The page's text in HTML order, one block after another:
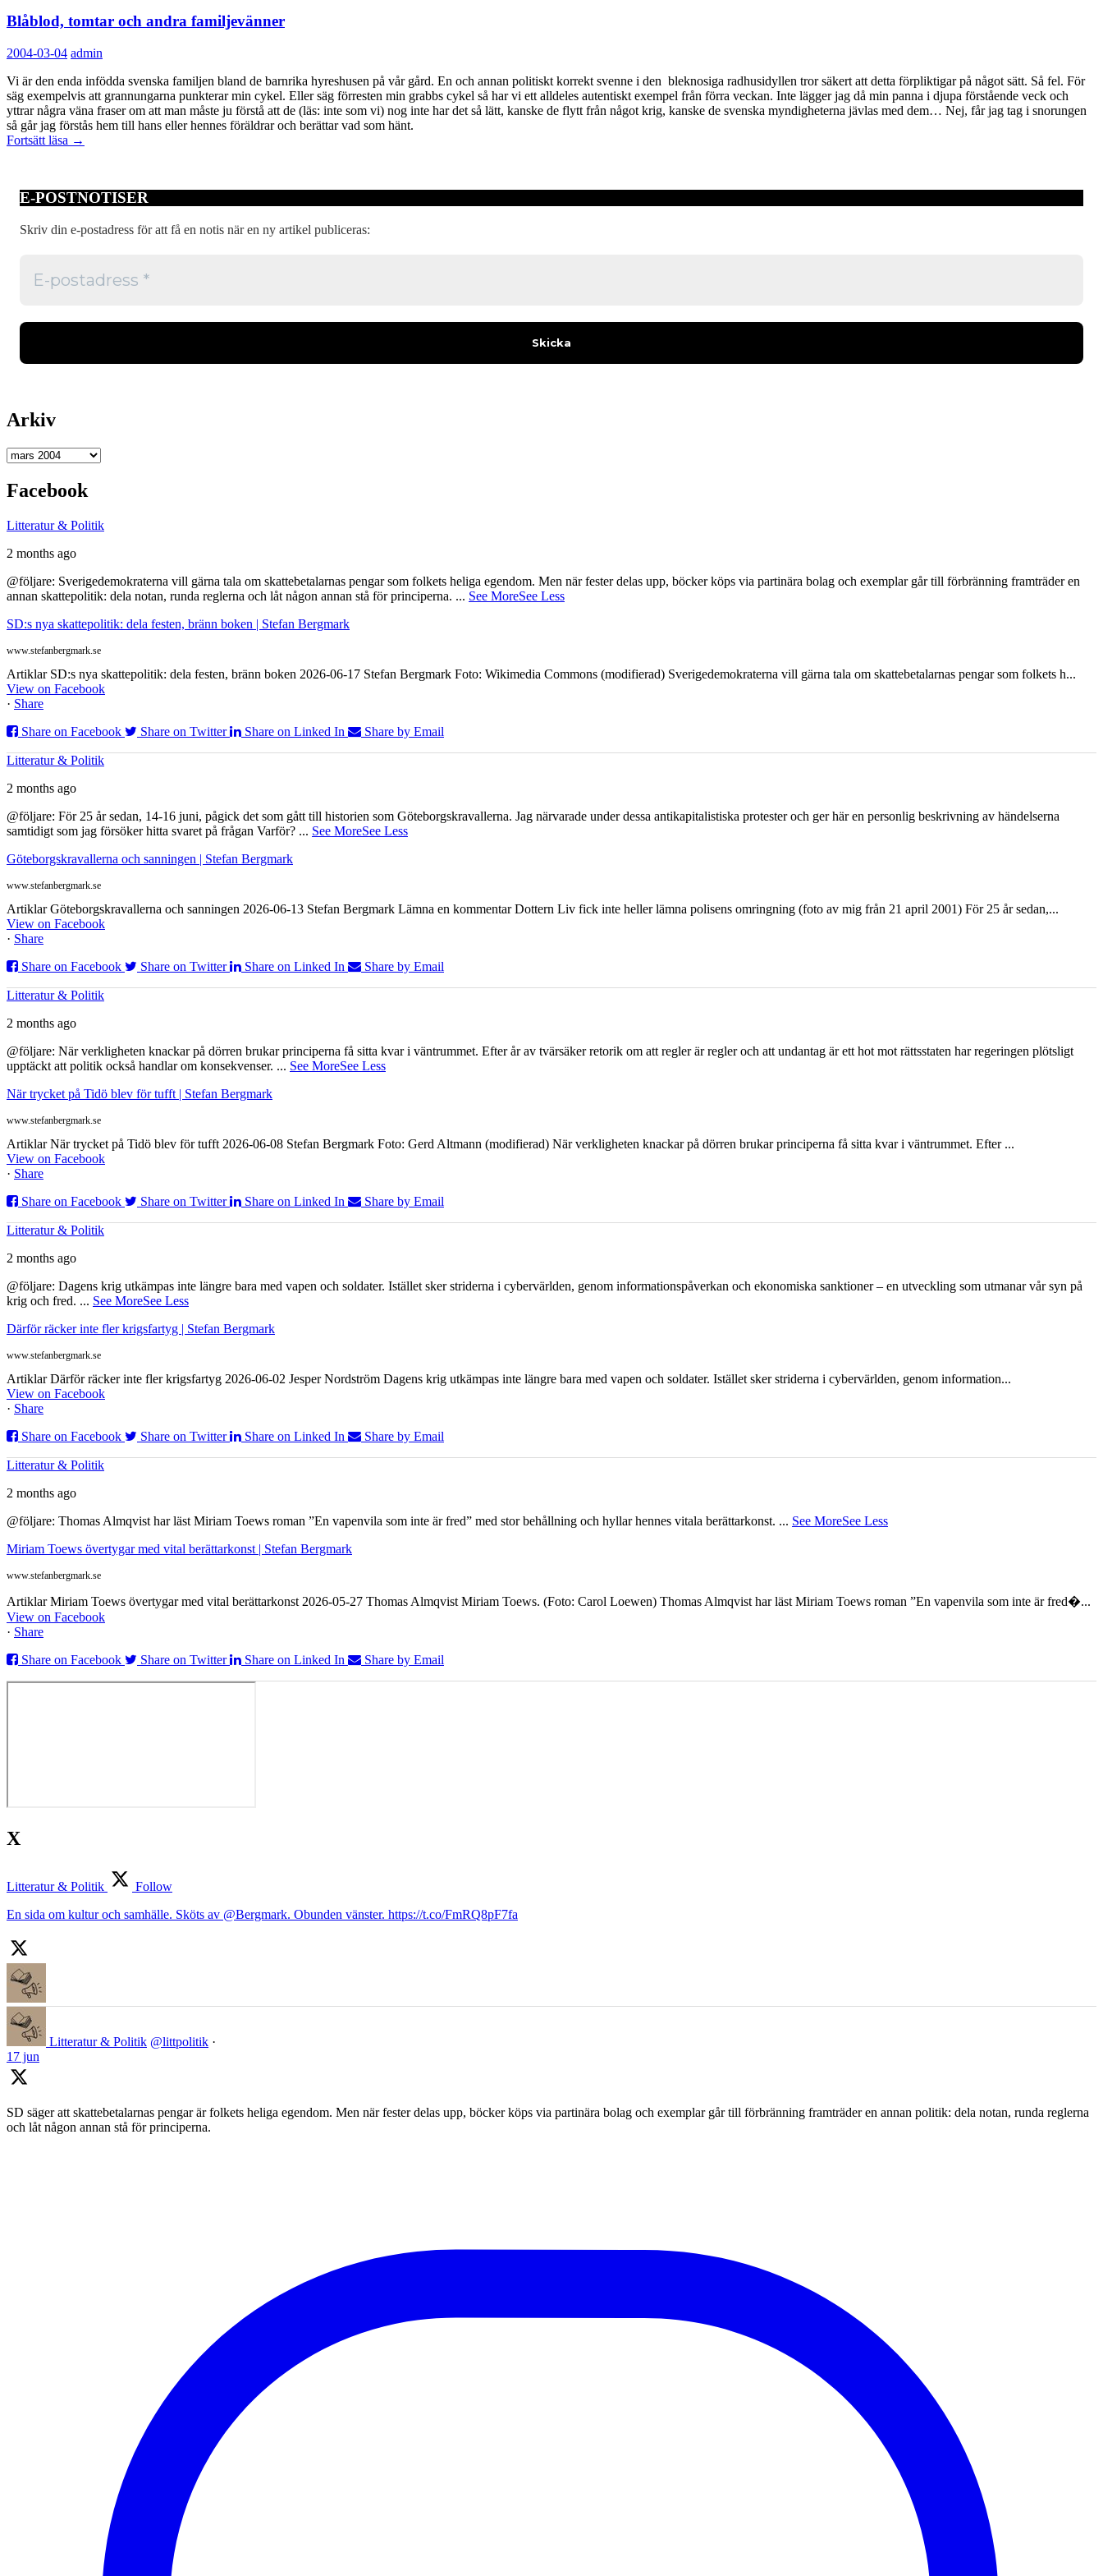
Blåblod, tomtar och andra familjevänner
2004-03-04 admin
Vi är den enda infödda svenska familjen bland de barnrika hyreshusen på vår gård. En och annan politiskt korrekt svenne i den bleknosiga radhusidyllen tror säkert att detta förpliktigar på något sätt. Så fel. För
säg exempelvis att grannungarna punkterar min cykel. Eller säg förresten min grabbs cykel så har vi ett alldeles autentiskt exempel från förra veckan. Inte lägger jag då min panna i djupa förstående veck och
yttrar några väna fraser om att man måste ju förstå att de (läs: inte som vi) nog inte har det så lätt, kanske de flytt från något krig, kanske de svenska myndigheterna jävlas med dem… Nej, får jag tag i snorungen
så går jag förstås hem till hans eller hennes föräldrar och berättar vad som hänt.
Fortsätt läsa Blåblod,
familjevänner
→
E-POSTNOTISER
Skriv din e-postadress för att få en notis när en ny artikel publiceras:
Arkiv
Arkiv
Facebook
Litteratur & Politik
2 months ago
@följare: Sverigedemokraterna vill gärna tala om skattebetalarnas pengar som folkets heliga egendom. Men när fester delas upp, böcker köps via partinära bolag och exemplar går till förbränning framträder en
annan skattepolitik: dela notan, runda reglerna och låt någon annan stå för principerna. ... See MoreSee Less
SD:s nya skattepolitik: dela festen, bränn boken | Stefan Bergmark
www.stefanbergmark.se
Artiklar SD:s nya skattepolitik: dela festen, bränn boken 2026-06-17 Stefan Bergmark Foto: Wikimedia Commons (modifierad) Sverigedemokraterna vill gärna tala om skattebetalarnas pengar som folkets h...
View on Facebook
· Share
Share on Facebook
Share on Twitter Share on Linked In Share by Email
Litteratur & Politik
2 months ago
@följare: För 25 år sedan, 14-16 juni, pågick det som gått till historien som Göteborgskravallerna. Jag närvarade under dessa antikapitalistiska protester och ger här en personlig beskrivning av händelserna
samtidigt som jag försöker hitta svaret på frågan Varför? ... See MoreSee Less
Göteborgskravallerna och sanningen | Stefan Bergmark
www.stefanbergmark.se
Artiklar Göteborgskravallerna och sanningen 2026-06-13 Stefan Bergmark Lämna en kommentar Dottern Liv fick inte heller lämna polisens omringning (foto av mig från 21 april 2001) För 25 år sedan,...
View on Facebook
· Share
Share on Facebook
Share on Twitter Share on Linked In Share by Email
Litteratur & Politik
2 months ago
@följare: När verkligheten knackar på dörren brukar principerna få sitta kvar i väntrummet. Efter år av tvärsäker retorik om att regler är regler och att undantag är ett hot mot rättsstaten har regeringen plötsligt
upptäckt att politik också handlar om konsekvenser. ... See MoreSee Less
När trycket på Tidö blev för tufft | Stefan Bergmark
www.stefanbergmark.se
Artiklar När trycket på Tidö blev för tufft 2026-06-08 Stefan Bergmark Foto: Gerd Altmann (modifierad) När verkligheten knackar på dörren brukar principerna få sitta kvar i väntrummet. Efter ...
View on Facebook
· Share
Share on Facebook
Share on Twitter Share on Linked In Share by Email
Litteratur & Politik
2 months ago
@följare: Dagens krig utkämpas inte längre bara med vapen och soldater. Istället sker striderna i cybervärlden, genom informationspåverkan och ekonomiska sanktioner – en utveckling som utmanar vår syn på
krig och fred. ... See MoreSee Less
Därför räcker inte fler krigsfartyg | Stefan Bergmark
www.stefanbergmark.se
Artiklar Därför räcker inte fler krigsfartyg 2026-06-02 Jesper Nordström Dagens krig utkämpas inte längre bara med vapen och soldater. Istället sker striderna i cybervärlden, genom information...
View on Facebook
· Share
Share on Facebook
Share on Twitter Share on Linked In Share by Email
Litteratur & Politik
2 months ago
@följare: Thomas Almqvist har läst Miriam Toews roman ”En vapenvila som inte är fred” med stor behållning och hyllar hennes vitala berättarkonst. ... See MoreSee Less
Miriam Toews övertygar med vital berättarkonst | Stefan Bergmark
www.stefanbergmark.se
Artiklar Miriam Toews övertygar med vital berättarkonst 2026-05-27 Thomas Almqvist Miriam Toews. (Foto: Carol Loewen) Thomas Almqvist har läst Miriam Toews roman ”En vapenvila som inte är fred�...
View on Facebook
· Share
Share on Facebook
Share on Twitter Share on Linked In Share by Email
X
Litteratur & Politik
Follow
En sida om kultur och samhälle. Sköts av @Bergmark. Obunden vänster. https://t.co/FmRQ8pF7fa
Litteratur & Politik @littpolitik ·
17 jun
SD säger att skattebetalarnas pengar är folkets heliga egendom. Men när fester delas upp, böcker köps via partinära bolag och exemplar går till förbränning framträder en annan politik: dela notan, runda reglerna
och låt någon annan stå för principerna.